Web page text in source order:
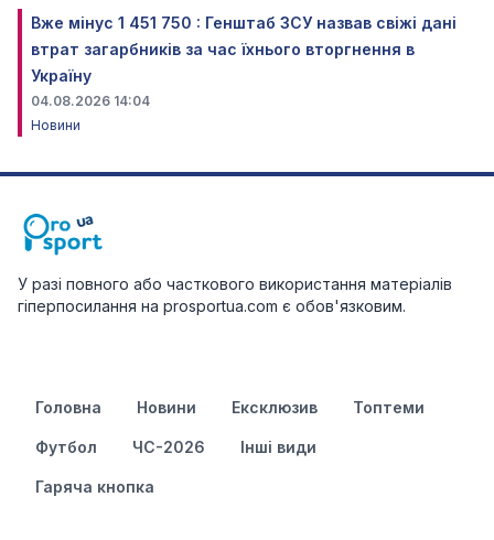
Вже мінус 1 451 750 : Генштаб ЗСУ назвав свіжі дані
втрат загарбників за час їхнього вторгнення в
Україну
04.08.2026 14:04
Новини
У разі повного або часткового використання матеріалів
гіперпосилання на prosportua.com є обов'язковим.
Головна Новини Ексклюзив Топтеми
Футбол ЧС-2026 Інші види
Гаряча кнопка